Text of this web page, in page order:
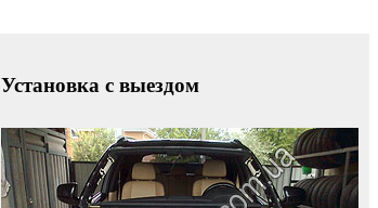
Установка с выездом